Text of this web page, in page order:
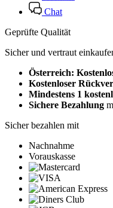
Chat
Geprüfte Qualität
Sicher und vertraut
Österreich:
Kostenloser
Mindestens 1
Sichere Bezahlung
Sicher bezahlen mit
Nachnahme
Vorauskasse